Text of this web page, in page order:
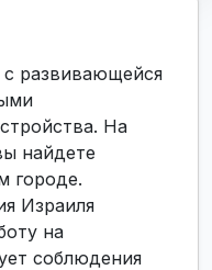
развивающейся
На
найдете
городе.
Израиля
на
соблюдения